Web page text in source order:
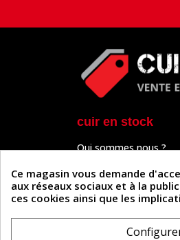
cuir en stock
Qui sommes nous ?
Paiement sécurisé
Un problème de
Frais de livraison
Formulaire de
Ce magasin vous demande
aux réseaux sociaux et à la
ces cookies ainsi que les